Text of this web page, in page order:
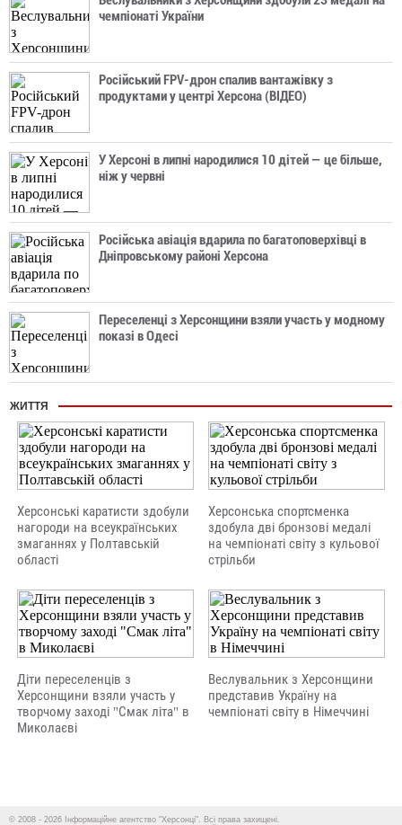
чемпіонаті України
Російський FPV-дрон спалив вантажівку з
продуктами у центрі Херсона (ВІДЕО)
У Херсоні в липні народилися 10 дітей — це більше,
ніж у червні
Російська авіація вдарила по багатоповерхівці в
Дніпровському районі Херсона
Переселенці з Херсонщини взяли участь у модному
показі в Одесі
ЖИТТЯ
Херсонські каратисти здобули
нагороди на всеукраїнських
змаганнях у Полтавській
області
Херсонська спортсменка
здобула дві бронзові медалі
на чемпіонаті світу з кульової
стрільби
Діти переселенців з
Херсонщини взяли участь у
творчому заході "Смак літа" в
Миколаєві
Веслувальник з Херсонщини
представив Україну на
чемпіонаті світу в Німеччині
© 2008 - 2026 Інформаційне агентство "Херсонці". Всі права захищені.